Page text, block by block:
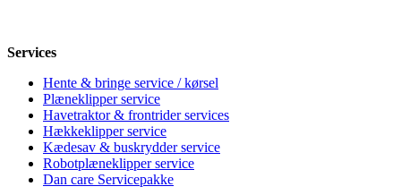
Services
Hente & bringe service / kørsel
Plæneklipper service
Havetraktor & frontrider services
Hækkeklipper service
Kædesav & buskrydder service
Robotplæneklipper service
Dan care Servicepakke